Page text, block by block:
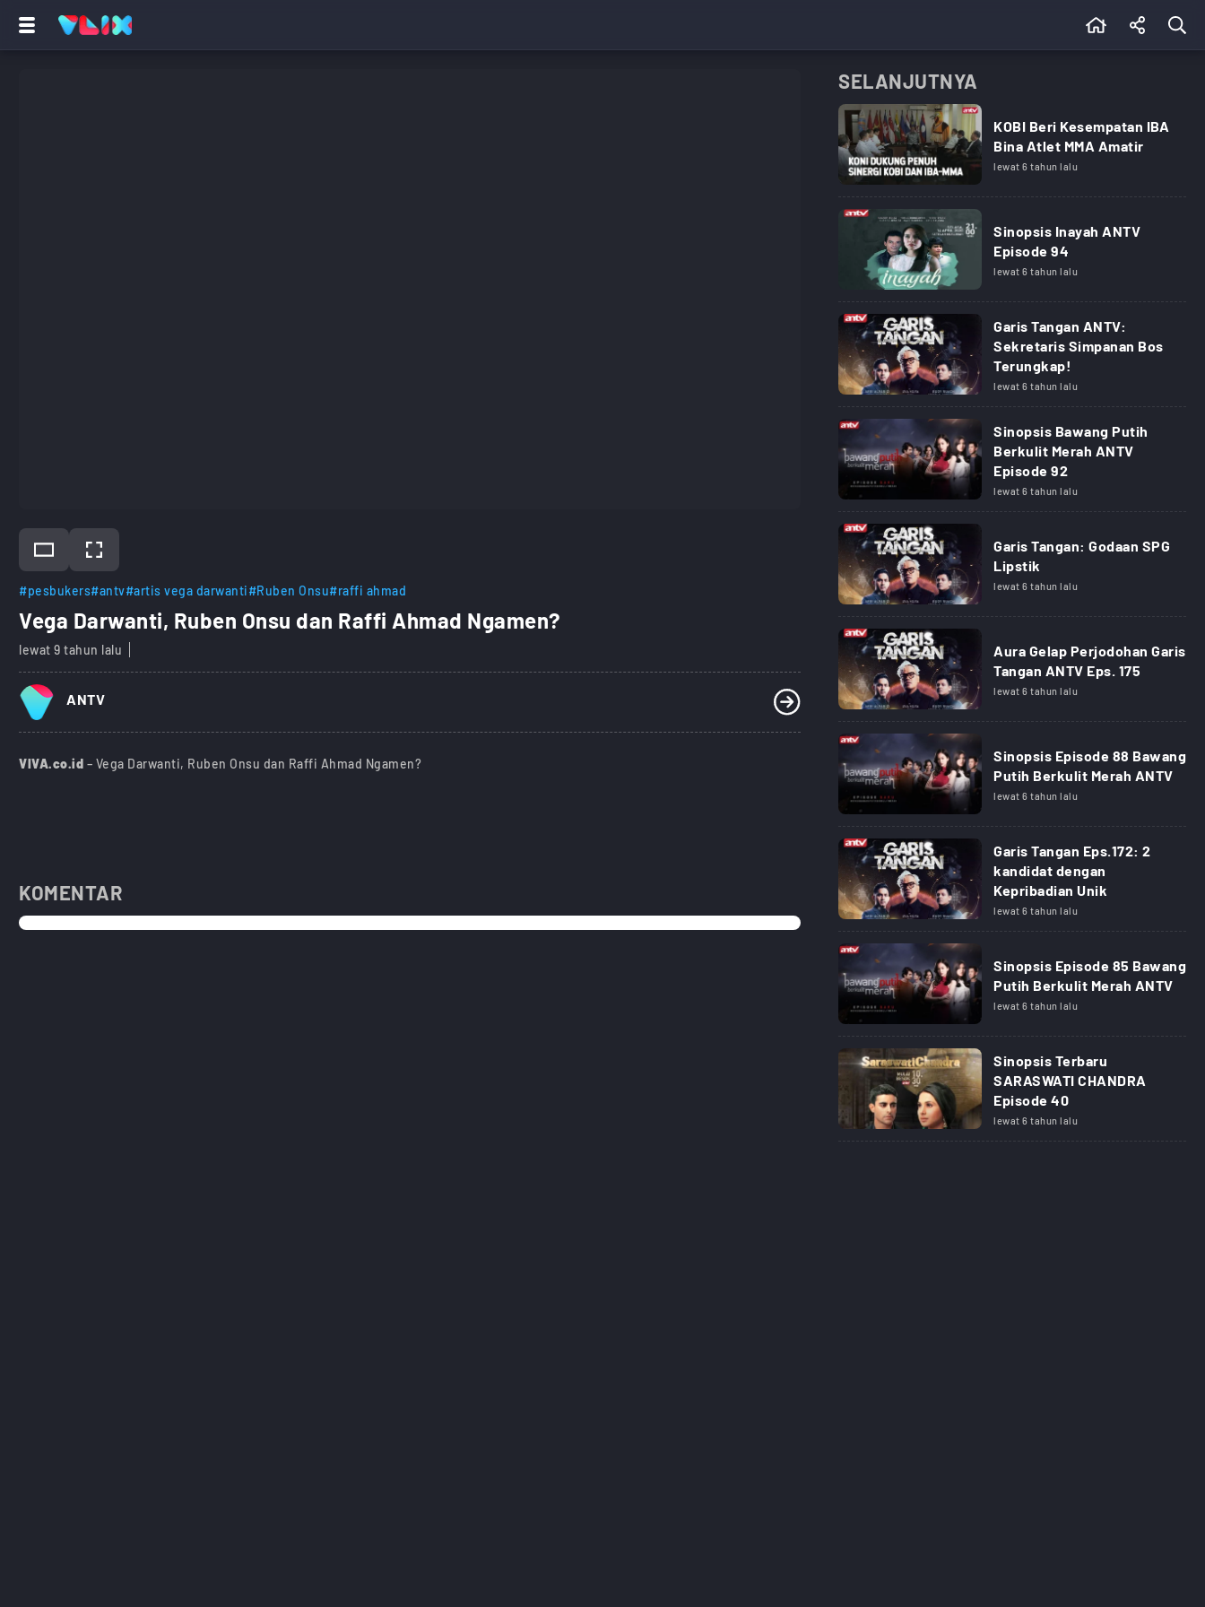
#pesbukers#antv#artis vega darwanti#Ruben Onsu#raffi ahmad
Vega Darwanti, Ruben Onsu dan Raffi Ahmad Ngamen?
lewat 9 tahun lalu
ANTV
VIVA.co.id – Vega Darwanti, Ruben Onsu dan Raffi Ahmad Ngamen?
KOMENTAR
SELANJUTNYA
KOBI Beri Kesempatan IBA
Bina Atlet MMA Amatir
lewat 6 tahun lalu
Sinopsis Inayah ANTV
Episode 94
lewat 6 tahun lalu
Garis Tangan ANTV:
Sekretaris Simpanan Bos
Terungkap!
lewat 6 tahun lalu
Sinopsis Bawang Putih
Berkulit Merah ANTV
Episode 92
lewat 6 tahun lalu
Garis Tangan: Godaan SPG
Lipstik
lewat 6 tahun lalu
Aura Gelap Perjodohan Garis
Tangan ANTV Eps. 175
lewat 6 tahun lalu
Sinopsis Episode 88 Bawang
Putih Berkulit Merah ANTV
lewat 6 tahun lalu
Garis Tangan Eps.172: 2
kandidat dengan
Kepribadian Unik
lewat 6 tahun lalu
Sinopsis Episode 85 Bawang
Putih Berkulit Merah ANTV
lewat 6 tahun lalu
Sinopsis Terbaru
SARASWATI CHANDRA
Episode 40
lewat 6 tahun lalu